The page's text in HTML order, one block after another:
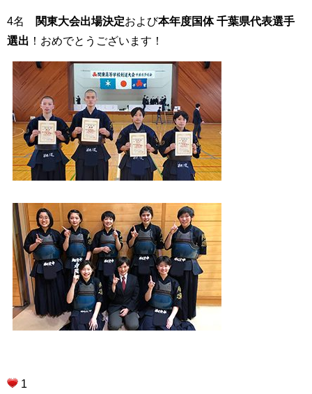
4名 関東大会出場決定および本年度国体 千葉県代表選手
選出 ！おめでとうございます！
1